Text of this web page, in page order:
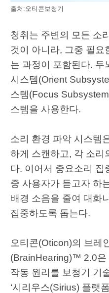
출처:오티콘보청기
청취는 주변의 모든 소
것이 아니라, 그중 필요
는 과정이 포함된다. 두
시스템(Orient
스템(Focus
스템을 사용한다.
소리 환경 파악 시스템
하게 스캔하고, 각 소리
다. 이어서 중요소리 집
중 사용자가 듣고자 하
배경 소음을 줄여 대화
집중하도록 돕는다.
오티콘(Oticon)의 브레
(BrainHearing)™ 2.0은
작동 원리를 보청기 기
‘시리우스(Sirius) 플랫